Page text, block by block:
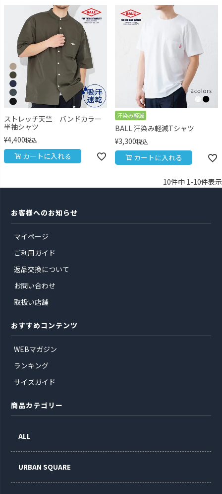
ストレッチ天竺 バンドカラー
半袖シャツ
¥4,400税込
カートに入れる
汗染み軽減
BALL 汗染み軽減Tシャツ
¥3,300税込
カートに入れる
10件中 1-10件表示
お客様へのお知らせ
マイページ
ご利用ガイド
返品交換について
お問い合わせ
取扱い店舗
おすすめコンテンツ
WEBマガジン
ランキング
サイズガイド
商品カテゴリー
ALL
URBAN SQUARE